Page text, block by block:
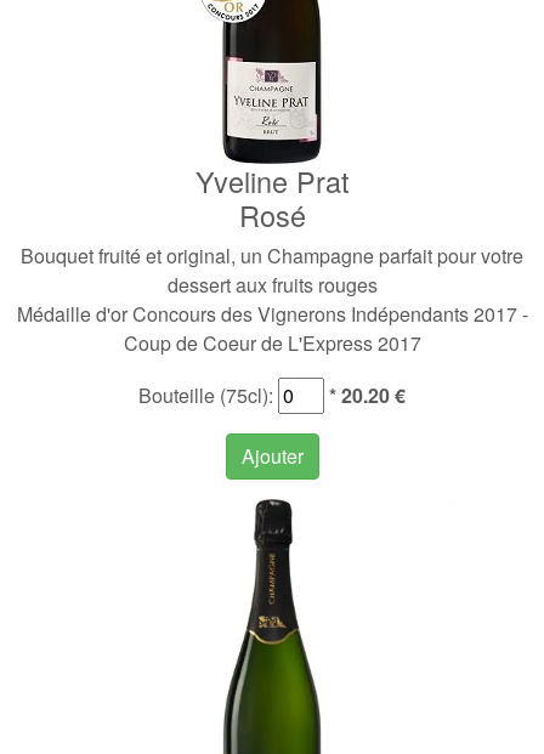
Yveline Prat
Rosé
Bouquet fruité et original, un Champagne parfait pour votre
dessert aux fruits rouges
Médaille d'or Concours des Vignerons Indépendants 2017 -
Coup de Coeur de L'Express 2017
Bouteille (75cl):
* 20.20 €
Ajouter